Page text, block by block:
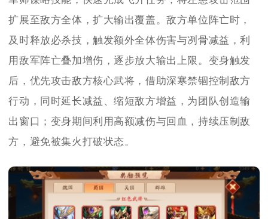
扩展至敌方全体，扩大输出覆盖。敌方单位阵亡时，
及时释放必杀技，触发额外全体伤害与冽骨减益，利
用敌军阵亡叠加增伤，逐步放大输出上限。变身触发
后，优先攻击敌方核心武将，借助深寒禁锢控制敌方
行动，同时延长减益、缩短敌方增益，为团队创造输
出窗口；变身期间利用高额减伤与回血，持续压制敌
方，避免被集火打破状态。